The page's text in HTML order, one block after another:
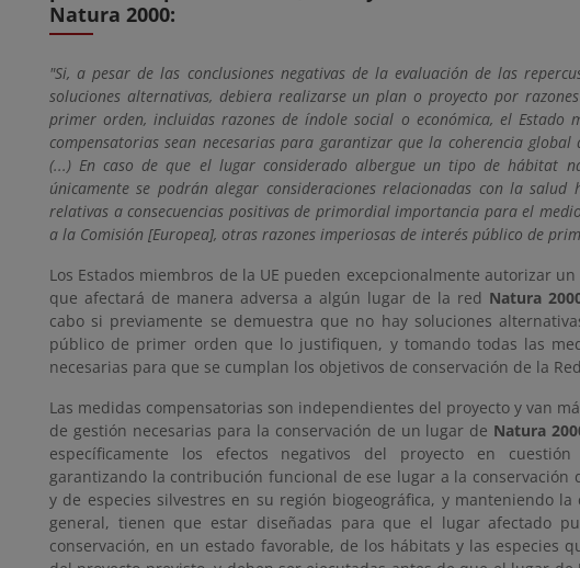
Natura 2000:
"Si, a pesar de las conclusiones negativas de la evaluación de las
soluciones alternativas, debiera realizarse un plan o proyecto por
primer orden, incluidas razones de índole social o económica, el Estado
compensatorias sean necesarias para garantizar que la coherencia global
(...) En caso de que el lugar considerado albergue un tipo de hábitat
únicamente se podrán alegar consideraciones relacionadas con la
relativas a consecuencias positivas de primordial importancia para el
a la Comisión [Europea], otras razones imperiosas de interés público de
Los Estados miembros de la UE pueden excepcionalmente autorizar
que afectará de manera adversa a algún lugar de la red Natura
cabo si previamente se demuestra que no hay soluciones
público de primer orden que lo justifiquen, y tomando todas las
necesarias para que se cumplan los objetivos de conservación de la
Las medidas compensatorias son independientes del proyecto y van
de gestión necesarias para la conservación de un lugar de Natura
específicamente los efectos negativos del proyecto en
garantizando la contribución funcional de ese lugar a la conservación
y de especies silvestres en su región biogeográfica, y manteniendo
general, tienen que estar diseñadas para que el lugar afectado
conservación, en un estado favorable, de los hábitats y las especies